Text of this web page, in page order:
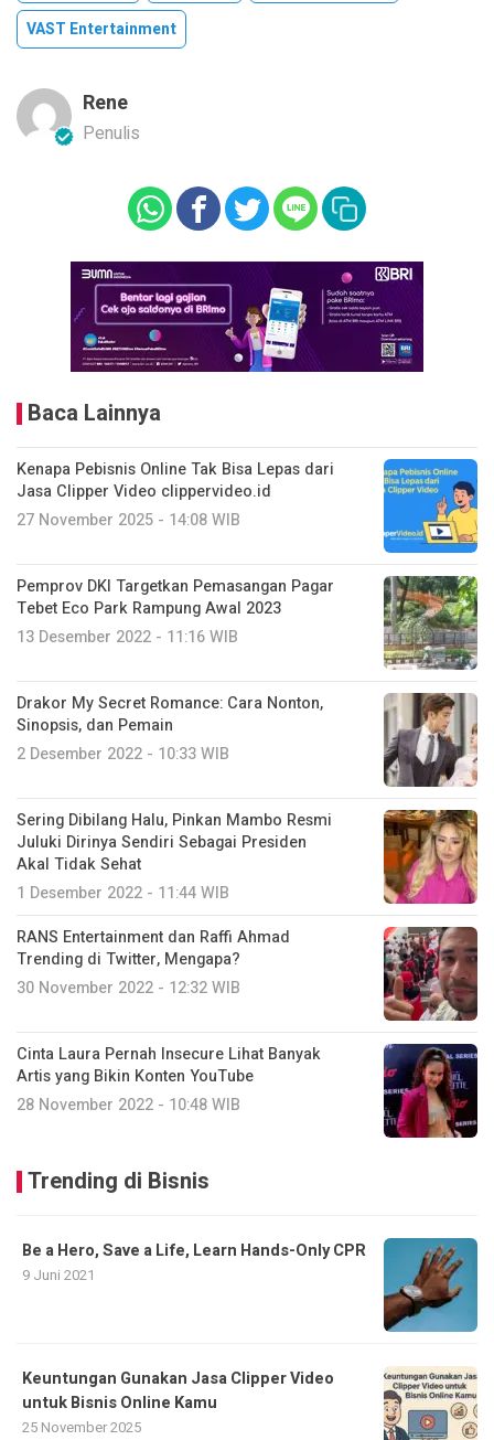
VAST Entertainment
Rene
Penulis
Baca Lainnya
Kenapa Pebisnis Online Tak Bisa Lepas dari
Jasa Clipper Video clippervideo.id
27 November 2025 - 14:08 WIB
Pemprov DKI Targetkan Pemasangan Pagar
Tebet Eco Park Rampung Awal 2023
13 Desember 2022 - 11:16 WIB
Drakor My Secret Romance: Cara Nonton,
Sinopsis, dan Pemain
2 Desember 2022 - 10:33 WIB
Sering Dibilang Halu, Pinkan Mambo Resmi
Juluki Dirinya Sendiri Sebagai Presiden
Akal Tidak Sehat
1 Desember 2022 - 11:44 WIB
RANS Entertainment dan Raffi Ahmad
Trending di Twitter, Mengapa?
30 November 2022 - 12:32 WIB
Cinta Laura Pernah Insecure Lihat Banyak
Artis yang Bikin Konten YouTube
28 November 2022 - 10:48 WIB
Trending di Bisnis
Be a Hero, Save a Life, Learn Hands-Only CPR
9 Juni 2021
Keuntungan Gunakan Jasa Clipper Video
untuk Bisnis Online Kamu
25 November 2025